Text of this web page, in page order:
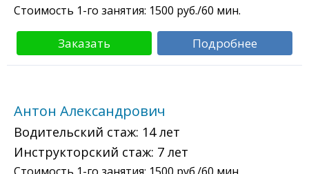
Стоимость 1-го занятия: 1500 руб./60 мин.
Заказать Подробнее
Антон Александрович
Водительский стаж: 14 лет
Инструкторский стаж: 7 лет